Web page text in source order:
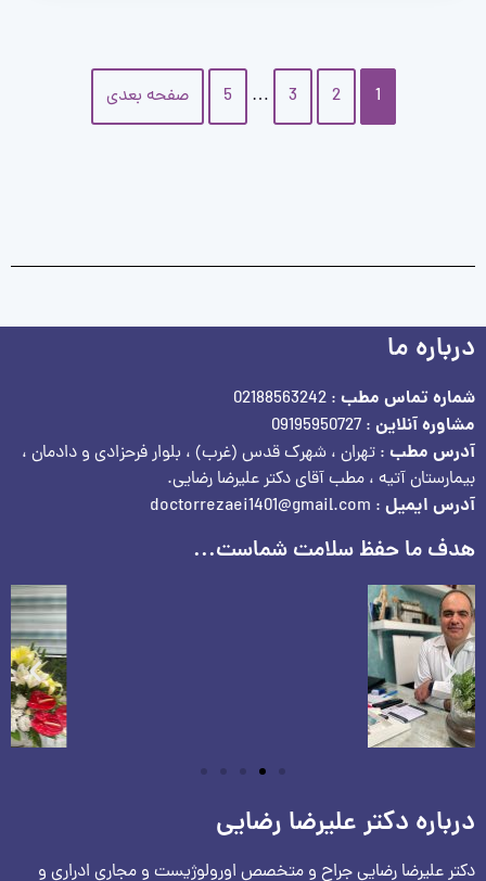
1
2
3
…
5 صفحه بعدی
درباره ما
شماره تماس مطب : 02188563242
مشاوره آنلاین : 09195950727
آدرس مطب : تهران ، شهرک قدس (غرب) ، بلوار فرحزادی و دادمان ،
بیمارستان آتیه ، مطب آقای دکتر علیرضا رضایی.
آدرس ایمیل : doctorrezaei1401@gmail.com
هدف ما حفظ سلامت شماست...
درباره دکتر علیرضا رضایی
دکتر علیرضا رضایی جراح و متخصص اورولوژیست و مجاری ادراری و